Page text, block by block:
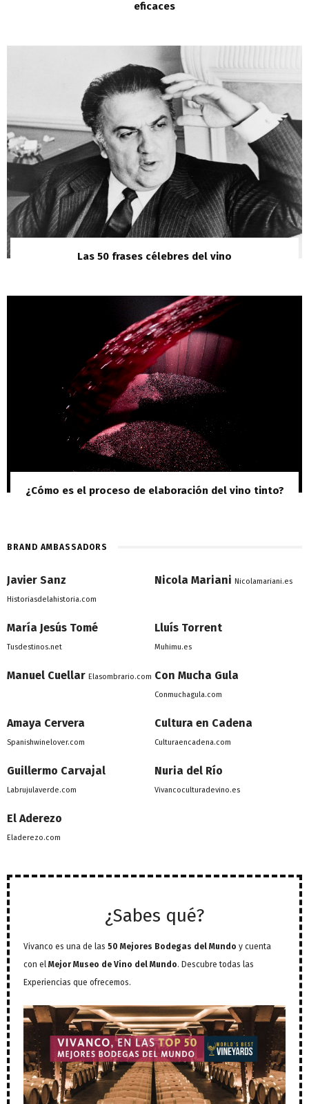
eficaces
Las 50 frases célebres del vino
¿Cómo es el proceso de elaboración del vino tinto?
BRAND AMBASSADORS
Javier Sanz
Historiasdelahistoria.com
Nicola Mariani Nicolamariani.es
María Jesús Tomé
Tusdestinos.net
Lluís Torrent
Muhimu.es
Manuel Cuellar Elasombrario.com Con Mucha Gula
Conmuchagula.com
Amaya Cervera
Spanishwinelover.com
Cultura en Cadena
Culturaencadena.com
Guillermo Carvajal
Labrujulaverde.com
Nuria del Río
Vivancoculturadevino.es
El Aderezo
Eladerezo.com
¿Sabes qué?
Vivanco es una de las 50 Mejores Bodegas del Mundo y cuenta
con el Mejor Museo de Vino del Mundo. Descubre todas las
Experiencias que ofrecemos.